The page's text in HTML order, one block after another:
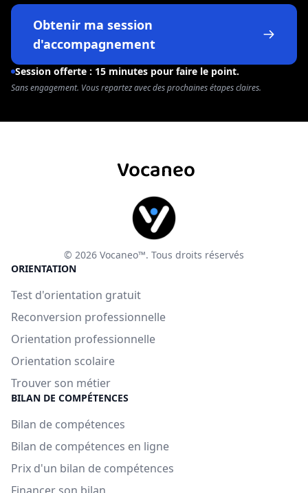
Obtenir ma session
d'accompagnement
Session offerte : 15 minutes pour faire le point.
Sans engagement. Vous repartez avec des prochaines étapes claires.
Vocaneo
© 2026 Vocaneo™. Tous droits réservés
ORIENTATION
Test d'orientation gratuit
Reconversion professionnelle
Orientation professionnelle
Orientation scolaire
Trouver son métier
BILAN DE COMPÉTENCES
Bilan de compétences
Bilan de compétences en ligne
Prix d'un bilan de compétences